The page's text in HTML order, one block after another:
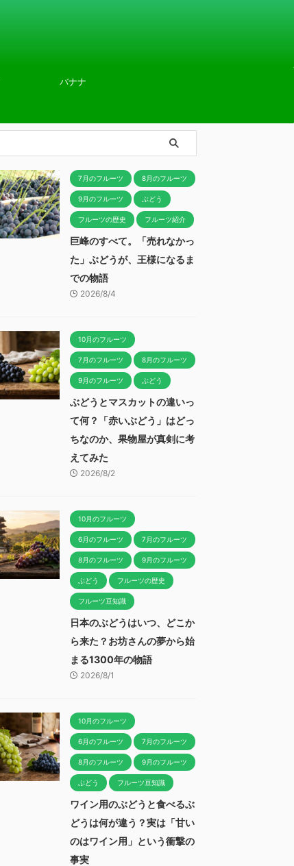
バナナ
7月のフルーツ 8月のフルーツ
9月のフルーツ ぶどう
フルーツの歴史 フルーツ紹介
巨峰のすべて。「売れなかっ
た」ぶどうが、王様になるま
での物語
2026/8/4
10月のフルーツ
7月のフルーツ 8月のフルーツ
9月のフルーツ ぶどう
ぶどうとマスカットの違いっ
て何？「赤いぶどう」はどっ
ちなのか、果物屋が真剣に考
えてみた
2026/8/2
10月のフルーツ
6月のフルーツ 7月のフルーツ
8月のフルーツ 9月のフルーツ
ぶどう フルーツの歴史
フルーツ豆知識
日本のぶどうはいつ、どこか
ら来た？お坊さんの夢から始
まる1300年の物語
2026/8/1
10月のフルーツ
6月のフルーツ 7月のフルーツ
8月のフルーツ 9月のフルーツ
ぶどう フルーツ豆知識
ワイン用のぶどうと食べるぶ
どうは何が違う？実は「甘い
のはワイン用」という衝撃の
事実